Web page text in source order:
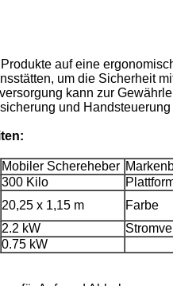
auf eine
um die Sicherheit
kann zur
und
Mobiler Schereheber
300 Kilo
20,25 x 1,15 m Farbe
2.2 kW
0.75 kW